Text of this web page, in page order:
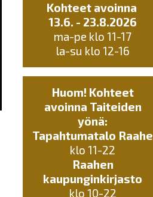
Kohteet avoinna
13.6. - 23.8.2026
ma-pe klo 11-17
la-su klo 12-16
Huom! Kohteet
avoinna Taiteiden
yönä:
Tapahtumatalo Raahe
klo 11-22
Raahen
kaupunginkirjasto
klo 10-22